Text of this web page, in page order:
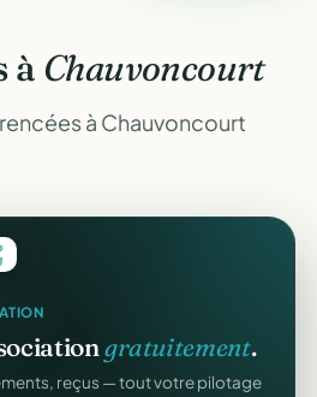
à Chauvoncourt
à Chauvoncourt
gratuitement.
reçus — tout votre pilotage
automatiques.
donateurs en un clic,